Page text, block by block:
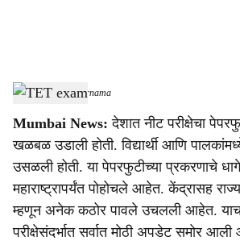
a
r
e
TET exam -Sarkarnama
Mumbai News: देशात नीट परीक्षेचा
खळबळ उडाली होती. विद्यार्थी आणि
उसळली होती. या पेपरफुटीच्या प्रकरणाचे
महाराष्ट्रापर्यंत पोहोचले आहेत. केंद्रासह
म्हणून अनेक कठोर पावले उचलली आहेत.
परीक्षेसंदर्भात सर्वात मोठी अपडेट समोर